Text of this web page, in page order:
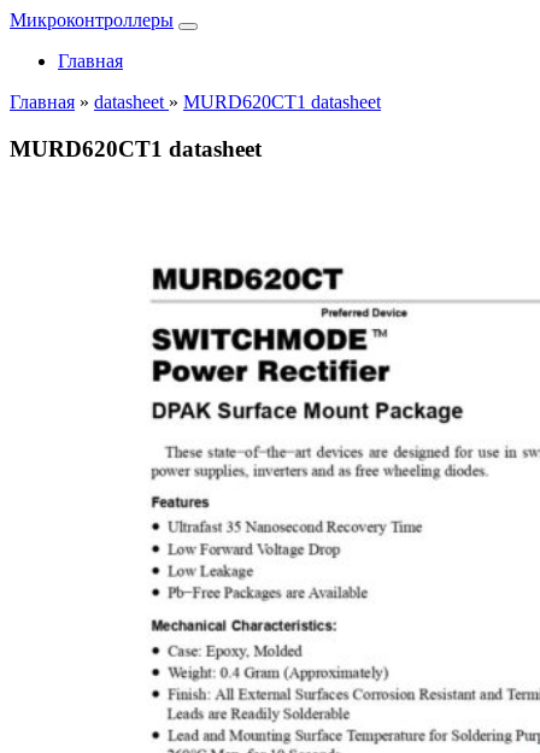
Микроконтроллеры
Главная
Главная » datasheet » MURD620CT1 datasheet
MURD620CT1 datasheet